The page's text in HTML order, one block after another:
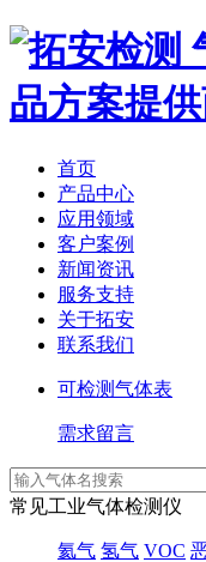
品方案提
首页
产品中心
应用领域
客户案例
新闻资讯
服务支持
关于拓安
联系我们
可检测气体表
需求留言
常见工业气体检测仪
氦气 氢气 VOC